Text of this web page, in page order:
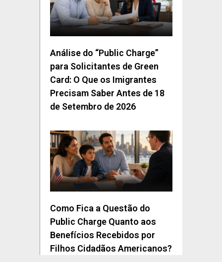
Análise do “Public Charge”
para Solicitantes de Green
Card: O Que os Imigrantes
Precisam Saber Antes de 18
de Setembro de 2026
Como Fica a Questão do
Public Charge Quanto aos
Benefícios Recebidos por
Filhos Cidadãos Americanos?